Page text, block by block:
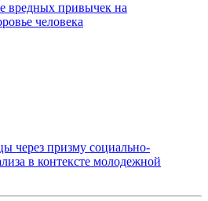
вредных привычек на
человека
через призму социально-
в контексте молодежной